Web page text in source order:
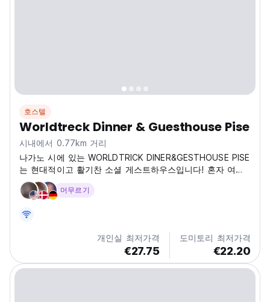
호스텔
Worldtreck Dinner & Guesthouse Pise
시내에서 0.77km 거리
나가노 시에 있는 WORLDTRICK DINER&GESTHOUSE PISE
는 현대적이고 활기찬 소셜 게스트하우스입니다! 혼자 여행
하는 분들에게 완벽한 곳으로, 맛있는 현지 음식을 즐기고 새
로운 친구들을 쉽게 만날 수 있습니다. 이 게스트하우스는 나
인 모험의 거점이 될 거예요! (Auto-translated from
머무르기
개인실 최저가격
€27.75
도미토리 최저가격
€22.20